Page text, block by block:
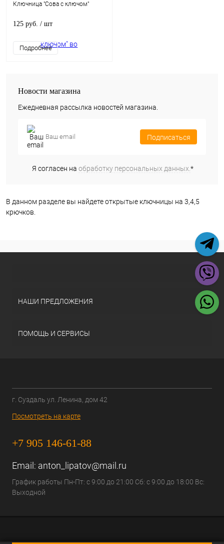
Ключница "Сова с ключом"
125 руб. / шт
Подробнее
Новости магазина
Ежедневная рассылка новостей магазина.
Подписаться
Я согласен на обработку персональных данных.*
В данном разделе вы найдете открытые ключницы на 3,4,5
крючков.
НАШИ ПРЕДЛОЖЕНИЯ
ПОМОЩЬ И СЕРВИСЫ
г. Суздаль ул. Ленина, дом 42
Посмотреть на карте
+7 905 146-61-88
Email: anton_lipatov@mail.ru
График работы Пн-Пт: с 9:00 до 21:00 Сб: с 9:00 до 18:00 Вс:
Выходной